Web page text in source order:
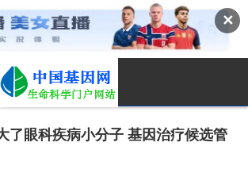
✕
了眼科疾病小分子 基因治疗候选管